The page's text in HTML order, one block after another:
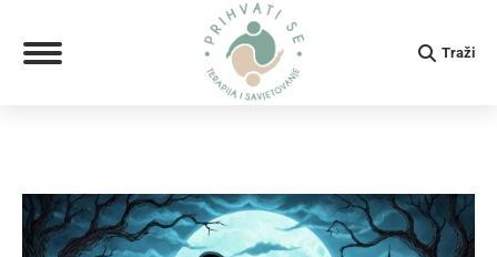
Search:
Traži